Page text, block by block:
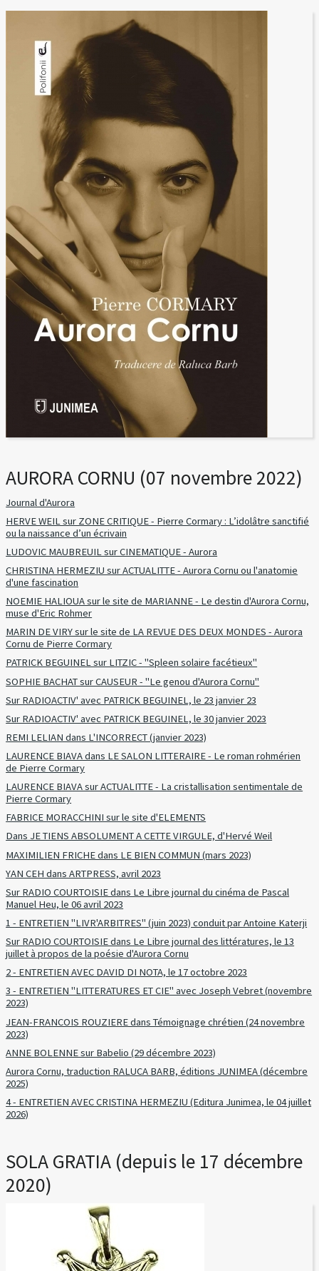
AURORA CORNU (07 novembre 2022)
Journal d'Aurora
HERVE WEIL sur ZONE CRITIQUE - Pierre Cormary : L’idolâtre sanctifié
ou la naissance d’un écrivain
LUDOVIC MAUBREUIL sur CINEMATIQUE - Aurora
CHRISTINA HERMEZIU sur ACTUALITTE - Aurora Cornu ou l'anatomie
d'une fascination
NOEMIE HALIOUA sur le site de MARIANNE - Le destin d'Aurora Cornu,
muse d'Eric Rohmer
MARIN DE VIRY sur le site de LA REVUE DES DEUX MONDES - Aurora
Cornu de Pierre Cormary
PATRICK BEGUINEL sur LITZIC - "Spleen solaire facétieux"
SOPHIE BACHAT sur CAUSEUR - "Le genou d'Aurora Cornu"
Sur RADIOACTIV' avec PATRICK BEGUINEL, le 23 janvier 23
Sur RADIOACTIV' avec PATRICK BEGUINEL, le 30 janvier 2023
REMI LELIAN dans L'INCORRECT (janvier 2023)
LAURENCE BIAVA dans LE SALON LITTERAIRE - Le roman rohmérien
de Pierre Cormary
LAURENCE BIAVA sur ACTUALITTE - La cristallisation sentimentale de
Pierre Cormary
FABRICE MORACCHINI sur le site d'ELEMENTS
Dans JE TIENS ABSOLUMENT A CETTE VIRGULE, d'Hervé Weil
MAXIMILIEN FRICHE dans LE BIEN COMMUN (mars 2023)
YAN CEH dans ARTPRESS, avril 2023
Sur RADIO COURTOISIE dans Le Libre journal du cinéma de Pascal
Manuel Heu, le 06 avril 2023
1 - ENTRETIEN "LIVR'ARBITRES" (juin 2023) conduit par Antoine Katerji
Sur RADIO COURTOISIE dans Le Libre journal des littératures, le 13
juillet à propos de la poésie d'Aurora Cornu
2 - ENTRETIEN AVEC DAVID DI NOTA, le 17 octobre 2023
3 - ENTRETIEN "LITTERATURES ET CIE" avec Joseph Vebret (novembre
2023)
JEAN-FRANCOIS ROUZIERE dans Témoignage chrétien (24 novembre
2023)
ANNE BOLENNE sur Babelio (29 décembre 2023)
Aurora Cornu, traduction RALUCA BARB, éditions JUNIMEA (décembre
2025)
4 - ENTRETIEN AVEC CRISTINA HERMEZIU (Editura Junimea, le 04 juillet
2026)
SOLA GRATIA (depuis le 17 décembre
2020)